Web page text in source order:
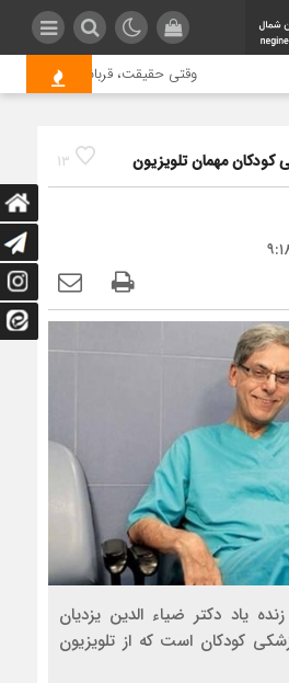
وقتی حقیقت، قربانی بازدید
13 مهمان تلویزیون
یاد دکتر ضیاء الدین یزدیان
کودکان است که از تلویزیون